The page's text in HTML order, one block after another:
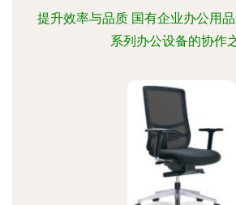
提升效率与品质 国有企业办公用
系列办公设备的协作